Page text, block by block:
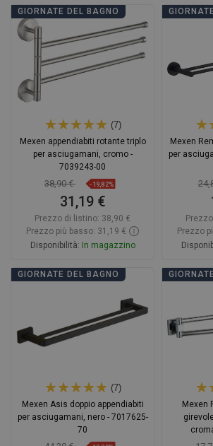
Aggiungi al carrello
favorite_border Preferito
Confrontare
GIORNATE DEL BAGNO
(7)
Mexen appendiabiti rotante triplo
per asciugamani, cromo -
7039243-00
38,90 € -19,82%
31,19 €
Prezzo di listino: 38,90 €
Prezzo più basso: 31,19 €
Disponibilità: In magazzino
Aggiungi al carrello
Preferito
Mexen
per
Prezzo
GIORNATE DEL BAGNO
(7)
Mexen Asis doppio appendiabiti
per asciugamani, nero - 7017625-
70
Mexen